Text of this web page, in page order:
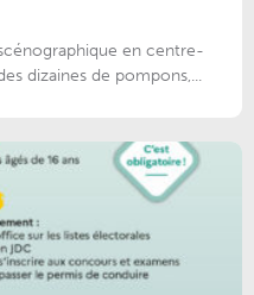
en centre-
dizaines de pompons,...